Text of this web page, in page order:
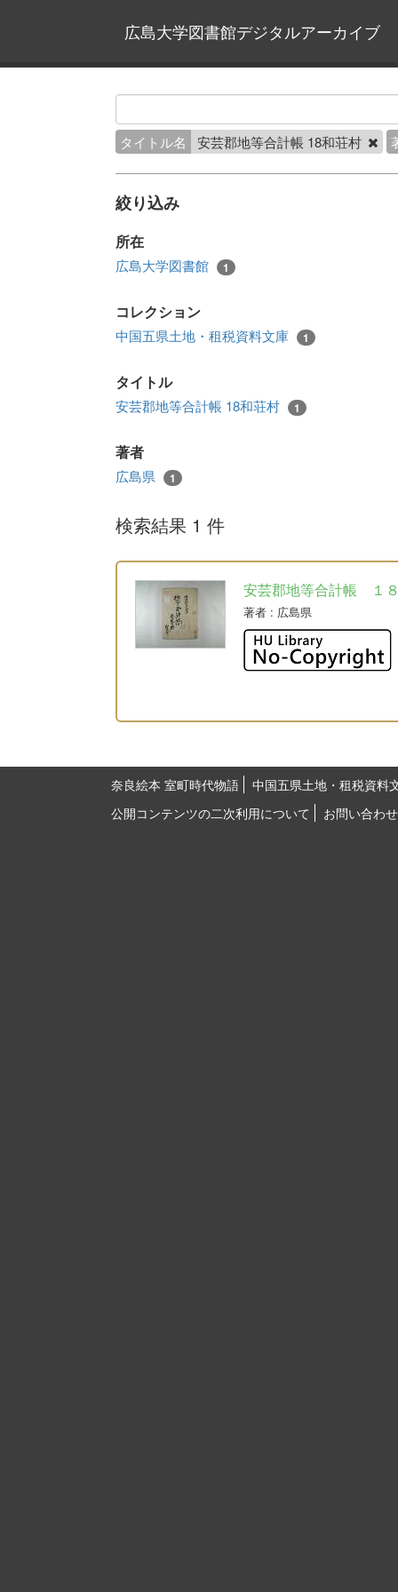
広島大学図書館デジタルアーカイブ
タイトル名 安芸郡地等合計帳 18和荘村
絞り込み
所在
広島大学図書館 1
コレクション
中国五県土地・租税資料文庫 1
タイトル
安芸郡地等合計帳 18和荘村 1
著者
広島県 1
検索結果 1 件
安芸郡地等合計帳 １
著者 : 広島県
奈良絵本 室町時代物語
中国五県土地・租税資料
公開コンテンツの二次利用について
お問い合わせ